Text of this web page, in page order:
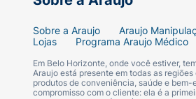
.........................250
Seretide Diskus 50
.........................500
USO ADULTO E
Sobre a Araujo Araujo
Lojas
Programa Araujo Médico
Em Belo Horizonte, onde você estiver,
Araujo está presente em todas as
produtos de conveniência, saúde e bem-
compromisso com o cliente: ela é a